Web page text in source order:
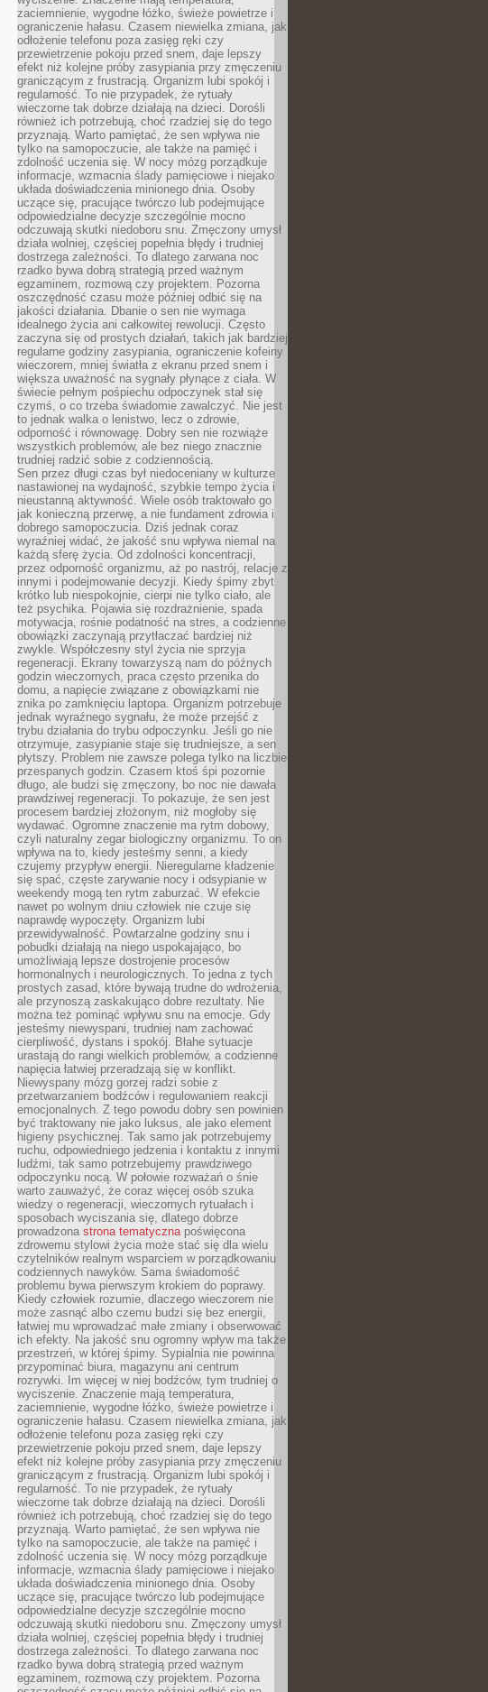
zaciemnienie, wygodne łóżko, świeże powietrze i
ograniczenie hałasu. Czasem niewielka zmiana, jak
odłożenie telefonu poza zasięg ręki czy
przewietrzenie pokoju przed snem, daje lepszy
efekt niż kolejne próby zasypiania przy zmęczeniu
graniczącym z frustracją. Organizm lubi spokój i
regularność. To nie przypadek, że rytuały
wieczorne tak dobrze działają na dzieci. Dorośli
również ich potrzebują, choć rzadziej się do tego
przyznają. Warto pamiętać, że sen wpływa nie
tylko na samopoczucie, ale także na pamięć i
zdolność uczenia się. W nocy mózg porządkuje
informacje, wzmacnia ślady pamięciowe i niejako
układa doświadczenia minionego dnia. Osoby
uczące się, pracujące twórczo lub podejmujące
odpowiedzialne decyzje szczególnie mocno
odczuwają skutki niedoboru snu. Zmęczony umysł
działa wolniej, częściej popełnia błędy i trudniej
dostrzega zależności. To dlatego zarwana noc
rzadko bywa dobrą strategią przed ważnym
egzaminem, rozmową czy projektem. Pozorna
oszczędność czasu może później odbić się na
jakości działania. Dbanie o sen nie wymaga
idealnego życia ani całkowitej rewolucji. Często
zaczyna się od prostych działań, takich jak bardziej
regularne godziny zasypiania, ograniczenie kofeiny
wieczorem, mniej światła z ekranu przed snem i
większa uważność na sygnały płynące z ciała. W
świecie pełnym pośpiechu odpoczynek stał się
czymś, o co trzeba świadomie zawalczyć. Nie jest
to jednak walka o lenistwo, lecz o zdrowie,
odporność i równowagę. Dobry sen nie rozwiąże
wszystkich problemów, ale bez niego znacznie
trudniej radzić sobie z codziennością.
Sen przez długi czas był niedoceniany w kulturze
nastawionej na wydajność, szybkie tempo życia i
nieustanną aktywność. Wiele osób traktowało go
jak konieczną przerwę, a nie fundament zdrowia i
dobrego samopoczucia. Dziś jednak coraz
wyraźniej widać, że jakość snu wpływa niemal na
każdą sferę życia. Od zdolności koncentracji,
przez odporność organizmu, aż po nastrój, relacje z
innymi i podejmowanie decyzji. Kiedy śpimy zbyt
krótko lub niespokojnie, cierpi nie tylko ciało, ale
też psychika. Pojawia się rozdrażnienie, spada
motywacja, rośnie podatność na stres, a codzienne
obowiązki zaczynają przytłaczać bardziej niż
zwykle. Współczesny styl życia nie sprzyja
regeneracji. Ekrany towarzyszą nam do późnych
godzin wieczornych, praca często przenika do
domu, a napięcie związane z obowiązkami nie
znika po zamknięciu laptopa. Organizm potrzebuje
jednak wyraźnego sygnału, że może przejść z
trybu działania do trybu odpoczynku. Jeśli go nie
otrzymuje, zasypianie staje się trudniejsze, a sen
płytszy. Problem nie zawsze polega tylko na liczbie
przespanych godzin. Czasem ktoś śpi pozornie
długo, ale budzi się zmęczony, bo noc nie dawała
prawdziwej regeneracji. To pokazuje, że sen jest
procesem bardziej złożonym, niż mogłoby się
wydawać. Ogromne znaczenie ma rytm dobowy,
czyli naturalny zegar biologiczny organizmu. To on
wpływa na to, kiedy jesteśmy senni, a kiedy
czujemy przypływ energii. Nieregularne kładzenie
się spać, częste zarywanie nocy i odsypianie w
weekendy mogą ten rytm zaburzać. W efekcie
nawet po wolnym dniu człowiek nie czuje się
naprawdę wypoczęty. Organizm lubi
przewidywalność. Powtarzalne godziny snu i
pobudki działają na niego uspokajająco, bo
umożliwiają lepsze dostrojenie procesów
hormonalnych i neurologicznych. To jedna z tych
prostych zasad, które bywają trudne do wdrożenia,
ale przynoszą zaskakująco dobre rezultaty. Nie
można też pominąć wpływu snu na emocje. Gdy
jesteśmy niewyspani, trudniej nam zachować
cierpliwość, dystans i spokój. Błahe sytuacje
urastają do rangi wielkich problemów, a codzienne
napięcia łatwiej przeradzają się w konflikt.
Niewyspany mózg gorzej radzi sobie z
przetwarzaniem bodźców i regulowaniem reakcji
emocjonalnych. Z tego powodu dobry sen powinien
być traktowany nie jako luksus, ale jako element
higieny psychicznej. Tak samo jak potrzebujemy
ruchu, odpowiedniego jedzenia i kontaktu z innymi
ludźmi, tak samo potrzebujemy prawdziwego
odpoczynku nocą. W połowie rozważań o śnie
warto zauważyć, że coraz więcej osób szuka
wiedzy o regeneracji, wieczornych rytuałach i
sposobach wyciszania się, dlatego dobrze
prowadzona strona tematycznapoświęcona
zdrowemu stylowi życia może stać się dla wielu
czytelników realnym wsparciem w porządkowaniu
codziennych nawyków. Sama świadomość
problemu bywa pierwszym krokiem do poprawy.
Kiedy człowiek rozumie, dlaczego wieczorem nie
może zasnąć albo czemu budzi się bez energii,
łatwiej mu wprowadzać małe zmiany i obserwować
ich efekty. Na jakość snu ogromny wpływ ma także
przestrzeń, w której śpimy. Sypialnia nie powinna
przypominać biura, magazynu ani centrum
rozrywki. Im więcej w niej bodźców, tym trudniej o
wyciszenie. Znaczenie mają temperatura,
zaciemnienie, wygodne łóżko, świeże powietrze i
ograniczenie hałasu. Czasem niewielka zmiana, jak
odłożenie telefonu poza zasięg ręki czy
przewietrzenie pokoju przed snem, daje lepszy
efekt niż kolejne próby zasypiania przy zmęczeniu
graniczącym z frustracją. Organizm lubi spokój i
regularność. To nie przypadek, że rytuały
wieczorne tak dobrze działają na dzieci. Dorośli
również ich potrzebują, choć rzadziej się do tego
przyznają. Warto pamiętać, że sen wpływa nie
tylko na samopoczucie, ale także na pamięć i
zdolność uczenia się. W nocy mózg porządkuje
informacje, wzmacnia ślady pamięciowe i niejako
układa doświadczenia minionego dnia. Osoby
uczące się, pracujące twórczo lub podejmujące
odpowiedzialne decyzje szczególnie mocno
odczuwają skutki niedoboru snu. Zmęczony umysł
działa wolniej, częściej popełnia błędy i trudniej
dostrzega zależności. To dlatego zarwana noc
rzadko bywa dobrą strategią przed ważnym
egzaminem, rozmową czy projektem. Pozorna